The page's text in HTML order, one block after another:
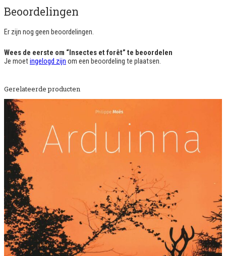
t
o
r
t
a
t
a
l
Beoordelingen
Er zijn nog geen beoordelingen.
Wees de eerste om “Insectes et forêt” te beoordelen
Je moetingelogd zijn om een beoordeling te plaatsen.
Gerelateerde producten